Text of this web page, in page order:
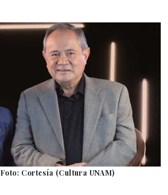
Foto: Cortesía (Cultura UNAM)